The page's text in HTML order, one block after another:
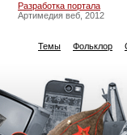
Разработка портала
Артимедия веб, 2012
Темы Фольклор